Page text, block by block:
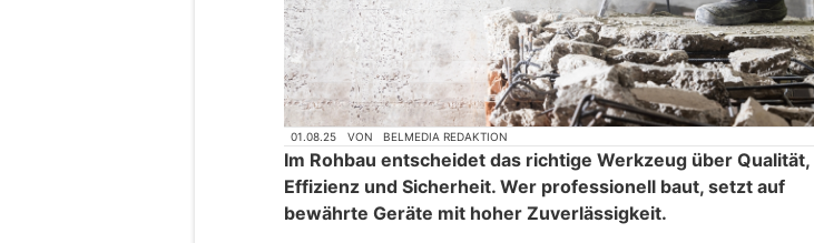
01.08.25 VON BELMEDIA REDAKTION
Im Rohbau entscheidet das richtige Werkzeug über Qualität,
Effizienz und Sicherheit. Wer professionell baut, setzt auf
bewährte Geräte mit hoher Zuverlässigkeit.